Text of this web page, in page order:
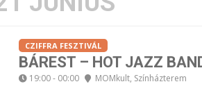
CZIFFRA FESZTIVÁL
BÁREST – HOT JAZZ
19:00 - 00:00 MOMkult, Színházterem